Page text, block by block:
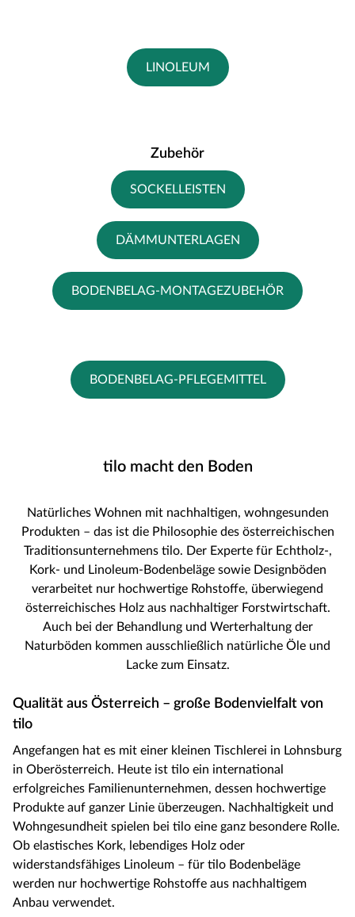
LINOLEUM
Zubehör
SOCKELLEISTEN
DÄMMUNTERLAGEN
BODENBELAG-MONTAGEZUBEHÖR
BODENBELAG-PFLEGEMITTEL
tilo macht den Boden
Natürliches Wohnen mit nachhaltigen, wohngesunden
Produkten – das ist die Philosophie des österreichischen
Traditionsunternehmens tilo. Der Experte für Echtholz-,
Kork- und Linoleum-Bodenbeläge sowie Designböden
verarbeitet nur hochwertige Rohstoffe, überwiegend
österreichisches Holz aus nachhaltiger Forstwirtschaft.
Auch bei der Behandlung und Werterhaltung der
Naturböden kommen ausschließlich natürliche Öle und
Lacke zum Einsatz.
Qualität aus Österreich – große Bodenvielfalt von
tilo
Angefangen hat es mit einer kleinen Tischlerei in Lohnsburg
in Oberösterreich. Heute ist tilo ein international
erfolgreiches Familienunternehmen, dessen hochwertige
Produkte auf ganzer Linie überzeugen. Nachhaltigkeit und
Wohngesundheit spielen bei tilo eine ganz besondere Rolle.
Ob elastisches Kork, lebendiges Holz oder
widerstandsfähiges Linoleum – für tilo Bodenbeläge
werden nur hochwertige Rohstoffe aus nachhaltigem
Anbau verwendet.